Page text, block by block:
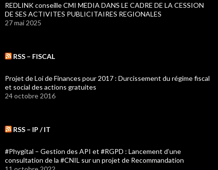
REDLINK conseille CMI MEDIA DANS LE CADRE DE LA CESSION
DE SES ACTIVITES PUBLICITAIRES REGIONALES
27 mai 2025
RSS – FISCAL
Projet de Loi de Finances pour 2017 : Durcissement du régime fiscal
et social des actions gratuites
24 octobre 2016
RSS – IP / IT
#Phygital – Gestion des API et #RGPD : Lancement d’une
consultation de la #CNIL sur un projet de Recommandation